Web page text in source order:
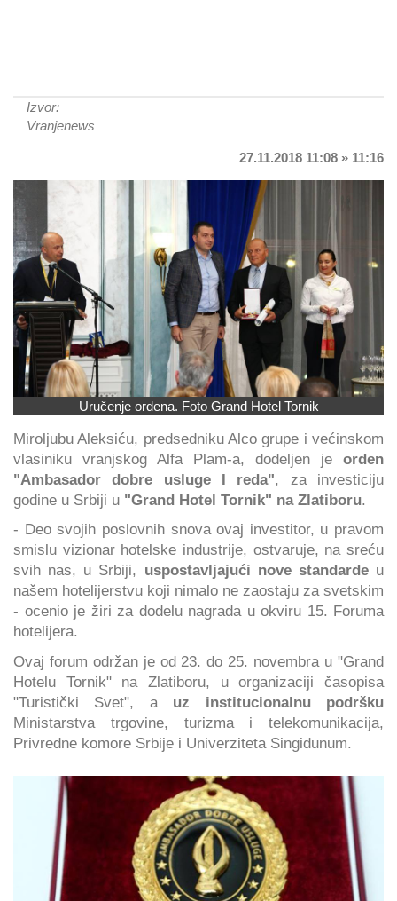
Izvor:
Vranjenews
27.11.2018 11:08 » 11:16
Uručenje ordena. Foto Grand Hotel Tornik
Miroljubu Aleksiću, predsedniku Alco grupe i većinskom
vlasiniku vranjskog Alfa Plam-a, dodeljen je orden
"Ambasador dobre usluge I reda", za investiciju
godine u Srbiji u "Grand Hotel Tornik" na Zlatiboru.
- Deo svojih poslovnih snova ovaj investitor, u pravom
smislu vizionar hotelske industrije, ostvaruje, na sreću
svih nas, u Srbiji, uspostavljajući nove standardeu
našem hotelijerstvu koji nimalo ne zaostaju za svetskim
- ocenio je žiri za dodelu nagrada u okviru 15. Foruma
hotelijera.
Ovaj forum održan je od 23. do 25. novembra u "Grand
Hotelu Tornik" na Zlatiboru, u organizaciji časopisa
"Turistički Svet", a uz institucionalnu podršku
Ministarstva trgovine, turizma i telekomunikacija,
Privredne komore Srbije i Univerziteta Singidunum.